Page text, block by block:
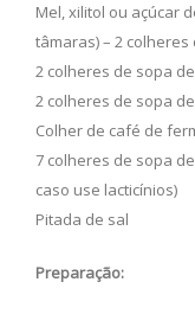
Mel, xilitol ou açúcar
tâmaras) – 2
2 colheres de sopa
2 colheres de sopa
Colher de café de
7 colheres de sopa
caso use lacticínios)
Pitada de sal
Preparação: